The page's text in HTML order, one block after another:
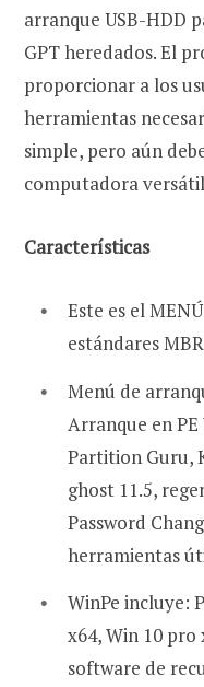
arranque USB-HDD
GPT heredados. El
proporcionar a los
herramientas
simple, pero aún
computadora
Características
Este es el
estándares
Menú de
Arranque en
Partition Guru,
ghost 11.5,
Password
herramientas
WinPe incluye:
x64, Win 10 pro
software de